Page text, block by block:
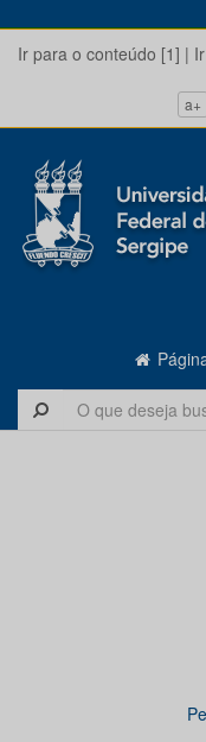
Ir para o conteúdo [1] |
a+